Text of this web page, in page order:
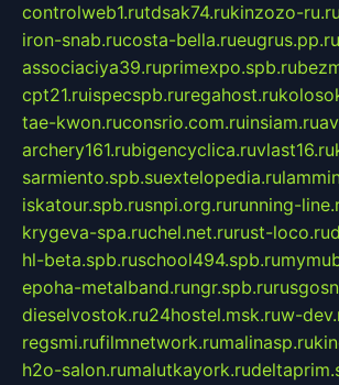
controlweb1.rutdsak74.rukinzozo-ru.ru
iron-snab.rucosta-bella.rueugrus.pp.ru
associaciya39.ruprimexpo.spb.ru
cpt21.ruispecspb.ruregahost.ru
tae-kwon.ruconsrio.com.ruinsiam.ru
archery161.rubigencyclica.ruvlast16.ru
sarmiento.spb.suextelopedia.ru
iskatour.spb.rusnpi.org.rurunning-
krygeva-spa.ruchel.net.rurust-loco.ru
hl-beta.spb.ruschool494.spb.ru
epoha-metalband.rungr.spb.ru
dieselvostok.ru24hostel.msk.ruw-
regsmi.rufilmnetwork.rumalinasp.ru
h2o-salon.rumalutkayork.ru